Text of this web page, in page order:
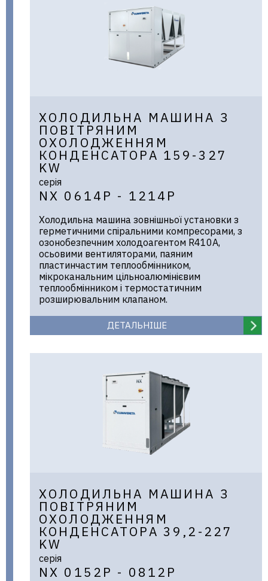
ХОЛОДИЛЬНА МАШИНА З
ПОВІТРЯНИМ
ОХОЛОДЖЕННЯМ
КОНДЕНСАТОРА 159-327
KW
серія
NX 0614P - 1214P
Холодильна машина зовнішньої установки з
герметичними спіральними компресорами, з
озонобезпечним холодоагентом R410A,
осьовими вентиляторами, паяним
пластинчастим теплообмінником,
мікроканальним цільноалюмінієвим
теплообмінником і термостатичним
розширювальним клапаном.
ДЕТАЛЬНІШЕ
ХОЛОДИЛЬНА МАШИНА З
ПОВІТРЯНИМ
ОХОЛОДЖЕННЯМ
КОНДЕНСАТОРА 39,2-227
KW
серія
NX 0152P - 0812P